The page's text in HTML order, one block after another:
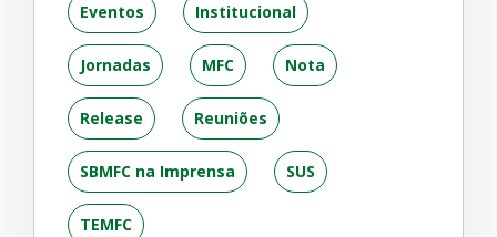
Eventos Institucional
Jornadas MFC Nota
Release Reuniões
SBMFC na Imprensa SUS
TEMFC